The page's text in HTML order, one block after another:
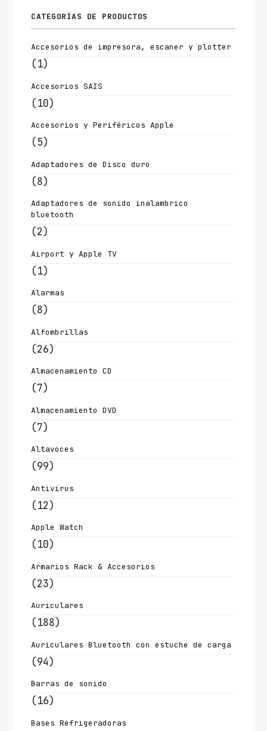
CATEGORÍAS DE PRODUCTOS
Accesorios de impresora, escaner y plotter
(1)
Accesorios SAIS
(10)
Accesorios y Periféricos Apple
(5)
Adaptadores de Disco duro
(8)
Adaptadores de sonido inalambrico
bluetooth
(2)
Airport y Apple TV
(1)
Alarmas
(8)
Alfombrillas
(26)
Almacenamiento CD
(7)
Almacenamiento DVD
(7)
Altavoces
(99)
Antivirus
(12)
Apple Watch
(10)
Armarios Rack & Accesorios
(23)
Auriculares
(188)
Auriculares Bluetooth con estuche de carga
(94)
Barras de sonido
(16)
Bases Refrigeradoras